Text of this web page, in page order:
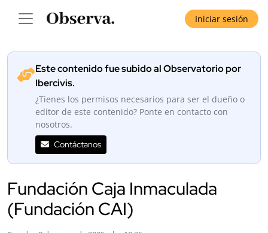
Iniciar sesión
Este contenido fue subido al Observatorio por
Ibercivis.
¿Tienes los permisos necesarios para ser el dueño o
editor de este contenido? Ponte en contacto con
nosotros.
Contáctanos
Fundación Caja Inmaculada
(Fundación CAI)